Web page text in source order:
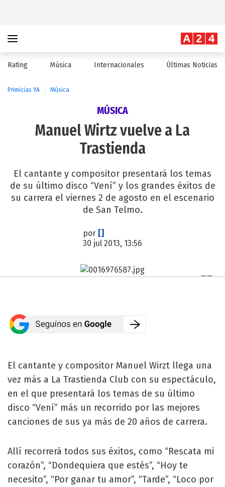
Rating Música Internacionales Últimas Noticias
Primicias YA Música
MÚSICA
Manuel Wirtz vuelve a La
Trastienda
El cantante y compositor presentará los temas
de su último disco “Vení” y los grandes éxitos de
su carrera el viernes 2 de agosto en el escenario
de San Telmo.
por []
30 jul 2013, 13:56
El cantante y compositor Manuel Wirzt llega una
vez más a La Trastienda Club con su espectáculo,
en el que presentará los temas de su último
disco “Vení” más un recorrido por las mejores
canciones de sus ya más de 20 años de carrera.
Allí recorrerá todos sus éxitos, como “Rescata mi
corazón”, “Dondequiera que estés”, “Hoy te
necesito”, “Por ganar tu amor”, “Tarde”, “Loco por